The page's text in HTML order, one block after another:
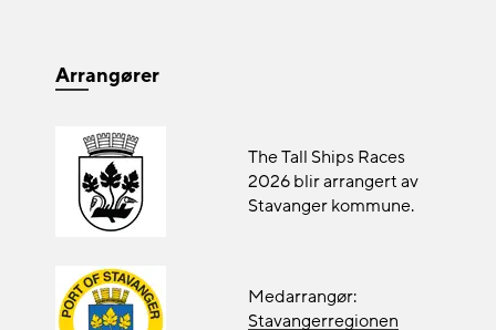
Arrangører
The Tall Ships Races
2026 blir arrangert av
Stavanger kommune.
Medarrangør:
Stavangerregionen